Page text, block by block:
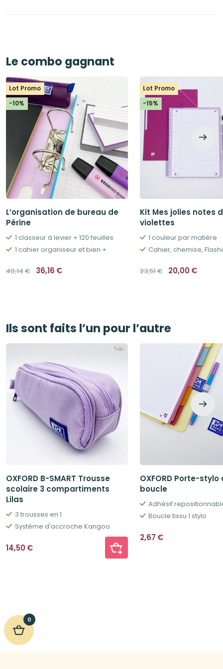
Le combo gagnant
Lot Promo
-10%
L’organisation de bureau de
Périne
1 classeur à levier + 120 feuilles
1 cahier organiseur et bien +
40,14€ Le
prix
36,16 €
Lot Promo
-15%
Kit Mes jolies notes
violettes
1 couleur par matière
23,51€ Le
prix
20,00€
Ils sont faits l’un pour l’autre
OXFORD B-SMART Trousse
scolaire 3 compartiments
Lilas
3 trousses en 1
Système d'accroche Kangoo
14,50€
OXFORD Porte-
boucle
Adhésif
Boucle tissu 1 stylo
2,67 €
0